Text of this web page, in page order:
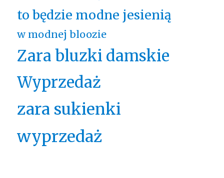
to będzie modne jesienią
w modnej bloozie
Zara bluzki damskie
Wyprzedaż
zara sukienki
wyprzedaż